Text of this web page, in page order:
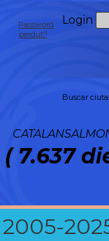
Login
Password
perdut?
Buscar
( 7.637
2005-